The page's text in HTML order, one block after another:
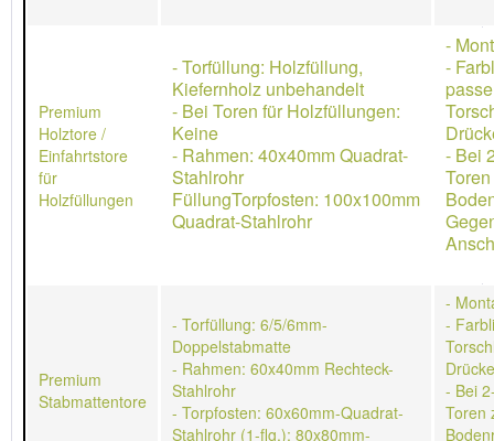
Premium
Holztore /
Einfahrtstore
für
Holzfüllungen
- Torfüllung: Holzfüllung,
Kiefernholz unbehandelt
- Bei Toren für Holzfüllungen:
Keine
- Rahmen: 40x40mm Quadrat-
Stahlrohr
FüllungTorpfosten: 100x100mm
Quadrat-Stahlrohr
-
-
- Bei
Premium
Stabmattentore
- Torfüllung: 6/5/6mm-
Doppelstabmatte
- Rahmen: 60x40mm Rechteck-
Stahlrohr
- Torpfosten: 60x60mm-Quadrat-
Stahlrohr (1-flg.); 80x80mm-
-
-
- Bei
Toren